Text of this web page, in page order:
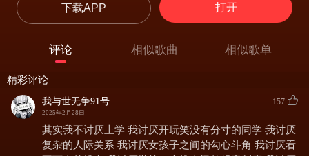
而你为什么
不解释 低着头沉默
不愿意敷衍我
我不再 是你的快乐
可是为什么
下载APP 打开
评论 相似歌曲 相似歌单
精彩评论
我与世无争91号
2025年2月28日
157
其实我不讨厌上学 我讨厌开玩笑没有分寸的同学 我讨厌
复杂的人际关系 我讨厌女孩子之间的勾心斗角 我讨厌看